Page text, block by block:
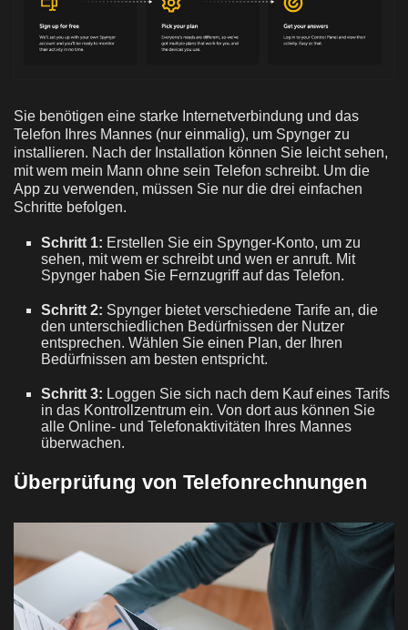
Sie benötigen eine starke Internetverbindung und das
Telefon Ihres Mannes (nur einmalig), um Spynger zu
installieren. Nach der Installation können Sie leicht sehen,
mit wem mein Mann ohne sein Telefon schreibt. Um die
App zu verwenden, müssen Sie nur die drei einfachen
Schritte befolgen.
Schritt 1: Erstellen Sie ein Spynger-Konto, um zu
sehen, mit wem er schreibt und wen er anruft. Mit
Spynger haben Sie Fernzugriff auf das Telefon.
Schritt 2: Spynger bietet verschiedene Tarife an, die
den unterschiedlichen Bedürfnissen der Nutzer
entsprechen. Wählen Sie einen Plan, der Ihren
Bedürfnissen am besten entspricht.
Schritt 3: Loggen Sie sich nach dem Kauf eines Tarifs
in das Kontrollzentrum ein. Von dort aus können Sie
alle Online- und Telefonaktivitäten Ihres Mannes
überwachen.
Überprüfung von Telefonrechnungen